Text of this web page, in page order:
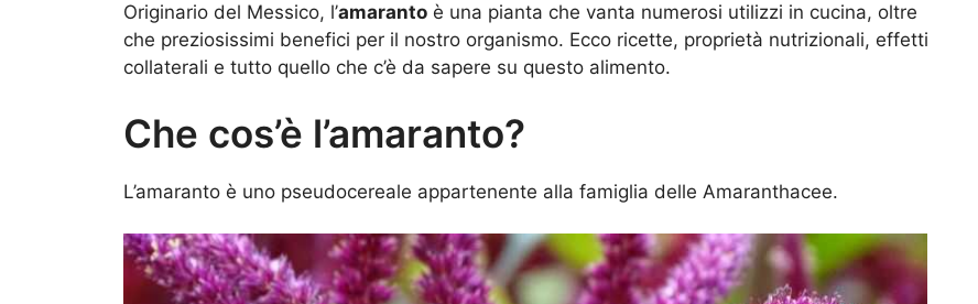
Originario del Messico, l’amaranto è una pianta che vanta numerosi utilizzi in cucina, oltre
che preziosissimi benefici per il nostro organismo. Ecco ricette, proprietà nutrizionali, effetti
collaterali e tutto quello che c’è da sapere su questo alimento.
Che cos’è l’amaranto?
L’amaranto è uno pseudocereale appartenente alla famiglia delle Amaranthacee.